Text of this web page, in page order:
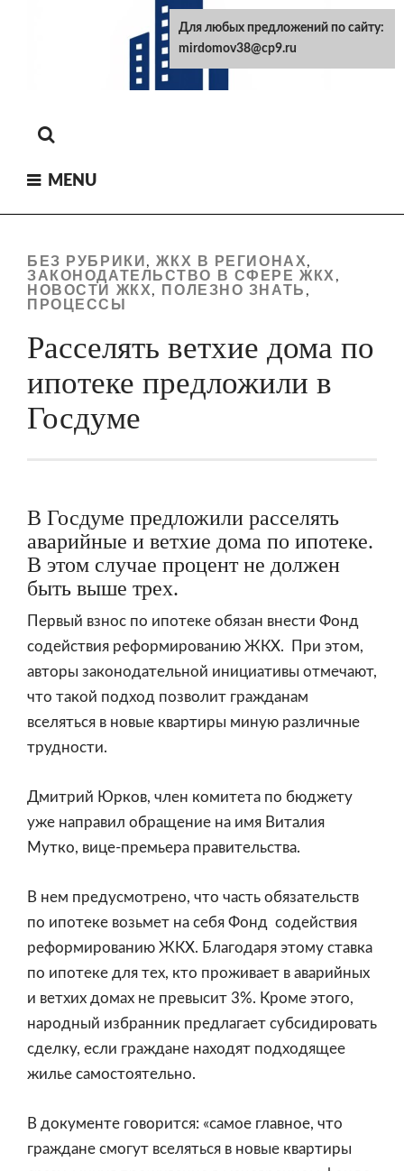
MENU
БЕЗ РУБРИКИ ,ЖКХ В РЕГИОНАХ,
ЗАКОНОДАТЕЛЬСТВО В СФЕРЕ ЖКХ ,
НОВОСТИ ЖКХ, ПОЛЕЗНО ЗНАТЬ ,
ПРОЦЕССЫ
Расселять ветхие дома по
ипотеке предложили в
Госдуме
В Госдуме предложили расселять
аварийные и ветхие дома по ипотеке.
В этом случае процент не должен
быть выше трех.
Первый взнос по ипотеке обязан внести Фонд
содействия реформированию ЖКХ. При этом,
авторы законодательной инициативы отмечают,
что такой подход позволит гражданам
вселяться в новые квартиры миную различные
трудности.
Дмитрий Юрков, член комитета по бюджету
уже направил обращение на имя Виталия
Мутко, вице-премьера правительства.
В нем предусмотрено, что часть обязательств
по ипотеке возьмет на себя Фонд содействия
реформированию ЖКХ. Благодаря этому ставка
по ипотеке для тех, кто проживает в аварийных
и ветхих домах не превысит 3%. Кроме этого,
народный избранник предлагает субсидировать
сделку, если граждане находят подходящее
жилье самостоятельно.
В документе говорится: «самое главное, что
граждане смогут вселяться в новые квартиры
Для любых предложений по сайту:
mirdomov38@cp9.ru